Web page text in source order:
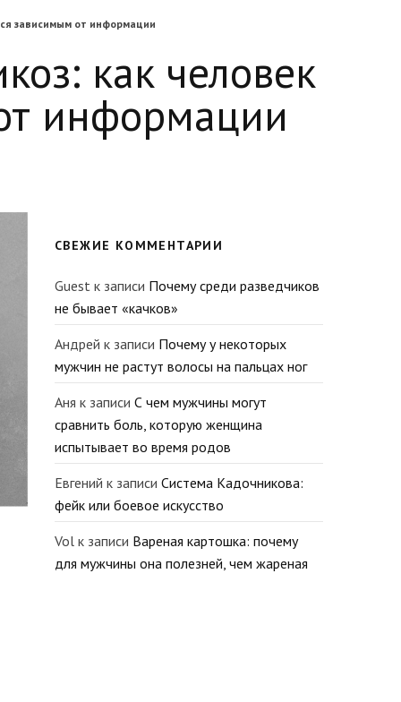
зависимым от информации
как человек
информации
СВЕЖИЕ КОММЕНТАРИИ
Guest к записи Почему среди разведчиков
не бывает «качков»
Андрей к записи Почему у некоторых
мужчин не растут волосы на пальцах ног
Аня к записи С чем мужчины могут
сравнить боль, которую женщина
испытывает во время родов
Евгений к записи Система Кадочникова:
фейк или боевое искусство
Vol к записи Вареная картошка: почему
для мужчины она полезней, чем жареная